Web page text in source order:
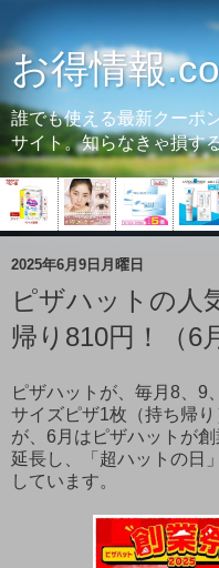
お得情報
誰でも使える最新クーポ
サイト。知らなきゃ損す
2025年6月9日月曜日
ピザハットの人
帰り810円！（6
ピザハットが、毎月8、9
サイズピザ1枚（持ち帰
が、6月はピザハットが
延長し、「超ハットの日
しています。